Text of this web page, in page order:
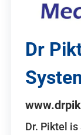
Dr
Dr. Piktel